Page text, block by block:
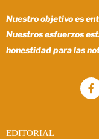
Nuestro objetivo es
Nuestros esfuerzos
honestidad para las
EDITORIAL